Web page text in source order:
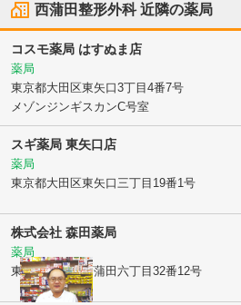
西蒲田整形外科近隣の薬局
コスモ薬局 はすぬま店
薬局
東京都大田区東矢口3丁目4番7号
メゾンジンギスカンC号室
スギ薬局 東矢口店
薬局
東京都大田区東矢口三丁目19番1号
株式会社 森田薬局
薬局
東京都大田区西蒲田六丁目32番12号